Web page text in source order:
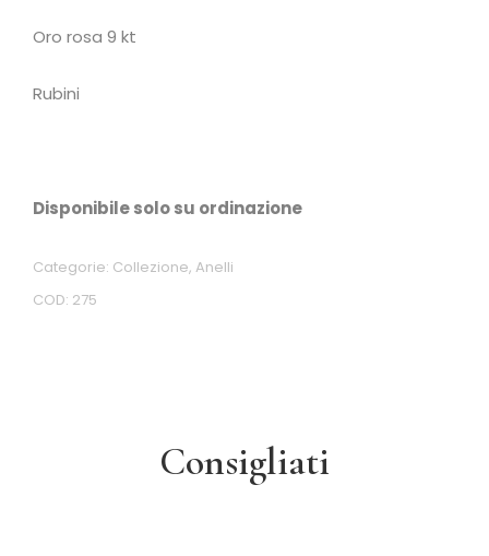
Oro rosa 9 kt
Rubini
Disponibile solo su ordinazione
COD: 275
Categorie: Collezione, Anelli
Consigliati